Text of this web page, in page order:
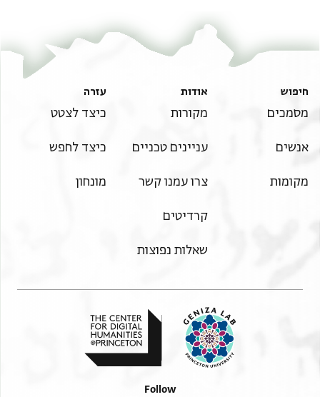
JRL B 3264 3 / 3 leaves, verso הגדל וסובב
חיפוש
מסמכים
אנשים
מקומות
אודות
מקורות
עניינים טכניים
צרו עמנו קשר
קרדיטים
שאלות נפוצות
עזרה
כיצד לצטט
כיצד לחפש
מונחון
Follow